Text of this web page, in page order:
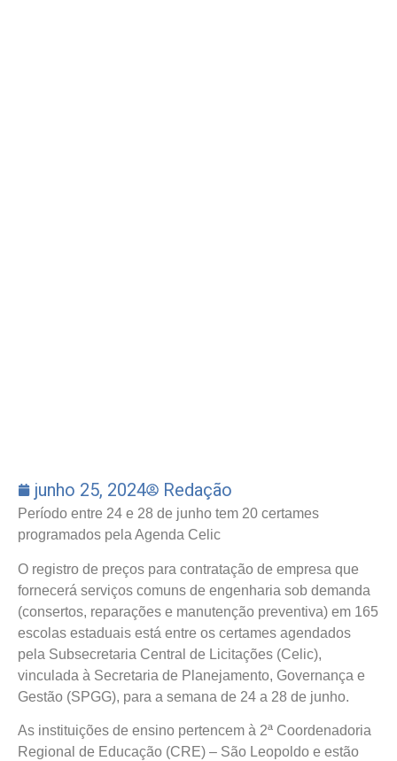
junho 25, 2024 Redação
Período entre 24 e 28 de junho tem 20 certames
programados pela Agenda Celic
O registro de preços para contratação de empresa que
fornecerá serviços comuns de engenharia sob demanda
(consertos, reparações e manutenção preventiva) em 165
escolas estaduais está entre os certames agendados
pela Subsecretaria Central de Licitações (Celic),
vinculada à Secretaria de Planejamento, Governança e
Gestão (SPGG), para a semana de 24 a 28 de junho.
As instituições de ensino pertencem à 2ª Coordenadoria
Regional de Educação (CRE) – São Leopoldo e estão